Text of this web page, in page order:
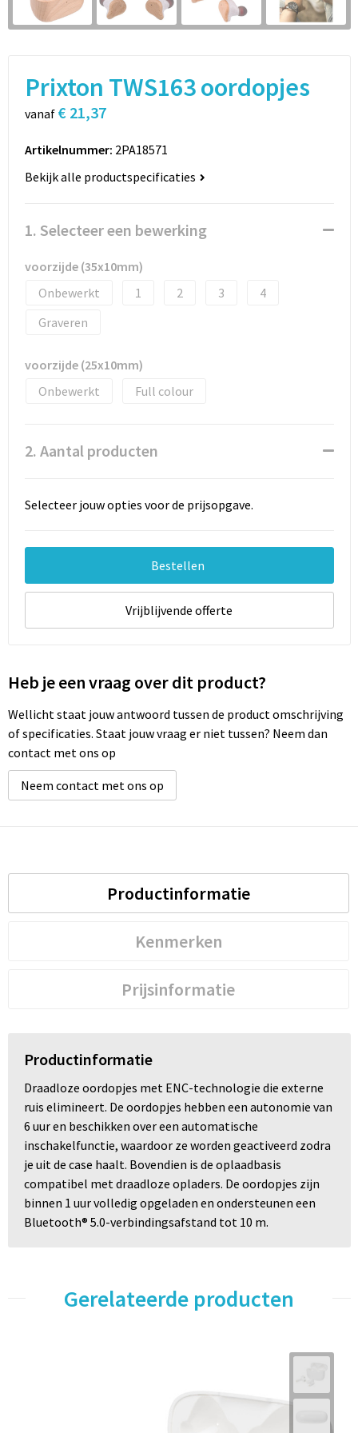
Sport
Vrije tijd en Strand
Spellen voor binnen en buiten
Rugzakken
Schoudertassen
Boodschappentassen
Reistassen
Documententassen
Schoenentassen
Prixton TWS163 oordopjes
vanaf € 21,37
Artikelnummer: 2PA18571
Bekijk alle productspecificaties
1. Selecteer een bewerking
voorzijde (35x10mm)
Onbewerkt
1 2 3
4
Graveren
voorzijde (25x10mm)
Onbewerkt
Full colour
2. Aantal producten
Selecteer jouw opties voor de prijsopgave.
Bestellen
Vrijblijvende offerte
Heb je een vraag over dit product?
Wellicht staat jouw antwoord tussen de product omschrijving
of specificaties. Staat jouw vraag er niet tussen? Neem dan
contact met ons op
Neem contact met ons op
Productinformatie
Kenmerken
Prijsinformatie
Productinformatie
Draadloze oordopjes met ENC-technologie die externe
ruis elimineert. De oordopjes hebben een autonomie van
6 uur en beschikken over een automatische
inschakelfunctie, waardoor ze worden geactiveerd zodra
je uit de case haalt. Bovendien is de oplaadbasis
compatibel met draadloze opladers. De oordopjes zijn
binnen 1 uur volledig opgeladen en ondersteunen een
Bluetooth® 5.0-verbindingsafstand tot 10 m.
Gerelateerde producten